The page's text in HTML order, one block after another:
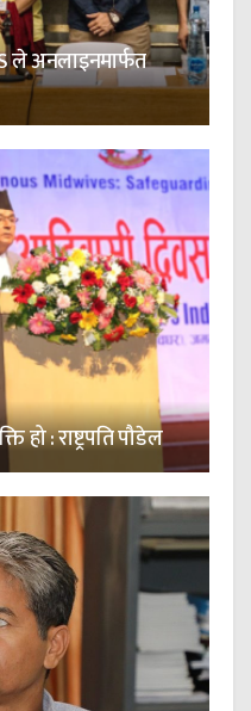
ले अनलाइनमार्फत
हो : राष्ट्रपति पौडेल